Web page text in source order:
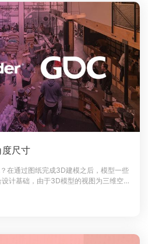
尺寸
在通过图纸完成3D建模之后，模型一些
计基础，由于3D模型的视图为三维空
测量模型角度尺寸教程1、登录